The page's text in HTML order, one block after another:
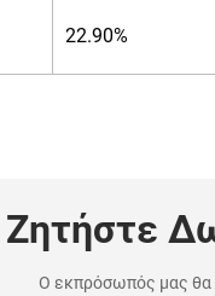
22.90%
Ζητήστε
Ο εκπρόσωπός μας θα